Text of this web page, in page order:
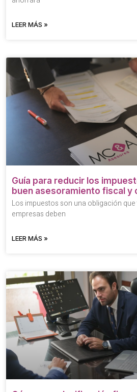
LEER MÁS »
Guía para reducir los
buen asesoramiento fiscal y
Los impuestos son una obligación
empresas deben
LEER MÁS »